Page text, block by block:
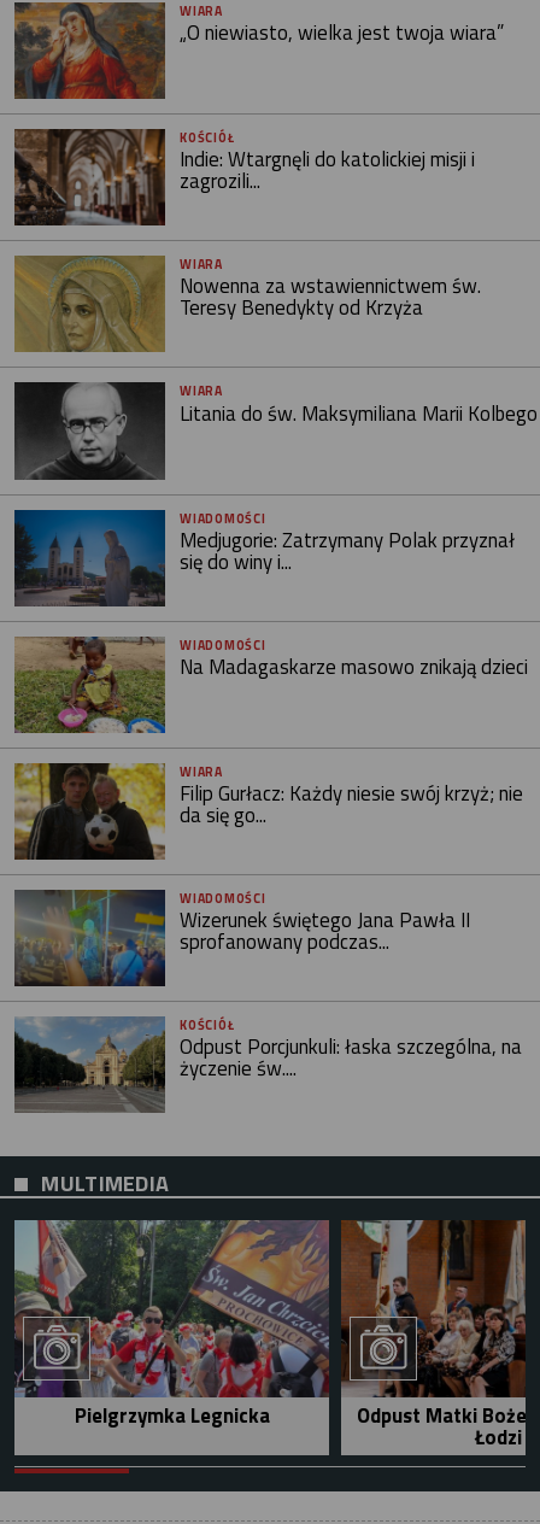
WIARA
„O niewiasto, wielka jest twoja wiara”
KOŚCIÓŁ
Indie: Wtargnęli do katolickiej misji i
zagrozili...
WIARA
Nowenna za wstawiennictwem św.
Teresy Benedykty od Krzyża
WIARA
Litania do św. Maksymiliana Marii Kolbego
WIADOMOŚCI
Medjugorie: Zatrzymany Polak przyznał
się do winy i...
WIADOMOŚCI
Na Madagaskarze masowo znikają dzieci
WIARA
Filip Gurłacz: Każdy niesie swój krzyż; nie
da się go...
WIADOMOŚCI
Wizerunek świętego Jana Pawła II
sprofanowany podczas...
KOŚCIÓŁ
Odpust Porcjunkuli: łaska szczególna, na
życzenie św....
MULTIMEDIA
Pielgrzymka Legnicka Odpust Matki Bożej
Łodzi